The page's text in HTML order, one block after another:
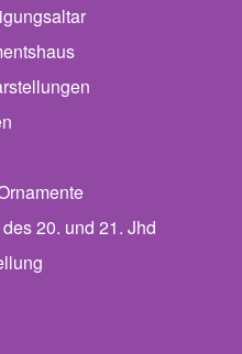
20. und 21. Jhd